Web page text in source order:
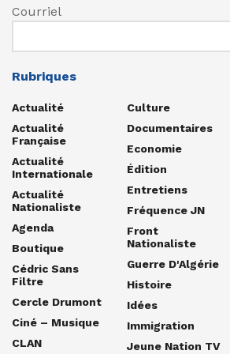
Courriel
Rubriques
Actualité
Actualité
Française
Actualité
Internationale
Actualité
Nationaliste
Agenda
Boutique
Cédric Sans
Filtre
Cercle Drumont
Ciné – Musique
CLAN
Culture
Documentaires
Economie
Édition
Entretiens
Fréquence JN
Front
Nationaliste
Guerre D'Algérie
Histoire
Idées
Immigration
Jeune Nation TV